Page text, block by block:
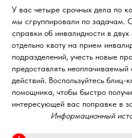
У вас четыре срочных дела по
мы сгруппировали по задачам.
справки об инвалидности в
отдельно квоту на прием
подразделений, учесть новые
предоставлять
действий. Воспользуйтесь блиц-
помощника, чтобы быстро
интересующей вас поправке в
Информационный